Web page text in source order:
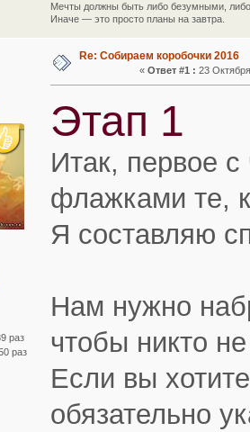
Мечты должны быть либо безумными,
Иначе — это просто планы на завтра.
раз
раз
Re: Собираем коробочки 2016
«Ответ #1 : 23
Этап 1
Итак, первое
флажками те,
Я составляю
Нам нужно
чтобы никто
Если вы
обязательно